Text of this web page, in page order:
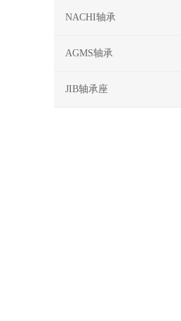
NACHI轴承
AGMS轴承
JIB轴承座